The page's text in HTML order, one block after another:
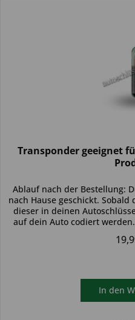
Transponder geeignet
Ablauf nach der Bestellung:
nach Hause geschickt.
dieser in deinen
auf dein Auto codiert
In den